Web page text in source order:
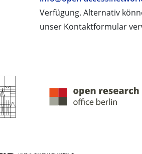
Verfügung. Alternativ
unser Kontaktformular